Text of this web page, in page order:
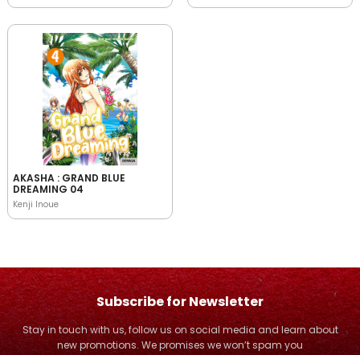
AKASHA : GRAND BLUE
DREAMING 04
Kenji Inoue
Subscribe for Newsletter
Stay in touch with us, follow us on social media and learn about
new promotions. We promises we won’t spam you